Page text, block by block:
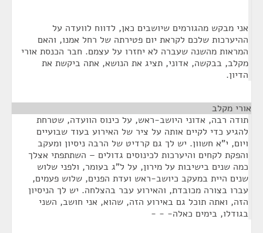
אני מבקש מהגורמים שיושבים כאן, לדווח לוועדה על
ההיערכות שלכם לקראת יום פטירתה של רחל אמנו, והאם
המראות מהשנה שעברה לא יחזרו על עצמם. חבר הכנסת אורי
מקלב, בבקשה, אדוני, תציג את הנושא, אתה ביקשת את
הדיון.
אורי מקלב
תודה רבה, אדוני היושב-ראש, על כינוס הוועדה, שטרחת
להגיע כדי לקיים אותה על ציר של האירוע בעוד שבועיים
ויום, י"א חשוון. יש לך גם קרדיט של הרבה ניסיון ומעקב
והפקת לקחים והיערכות לכינוסים גדולים – השתתפתי אצלך
כמה שנים בישיבות על מירון, על ל"ג בעומר, ולפני שלוש
שנים היית במעקב כיושב-ראש ועדת הפנים, שלוש פעמים,
עברו בצורה מכובדת, והאירוע עבר בהצלחה. יש לך הניסיון
הזה, ואתה תוכל גם באירוע הזה, שהוא, אני חושב, השני
בגודלו, בימים כאלה- - -